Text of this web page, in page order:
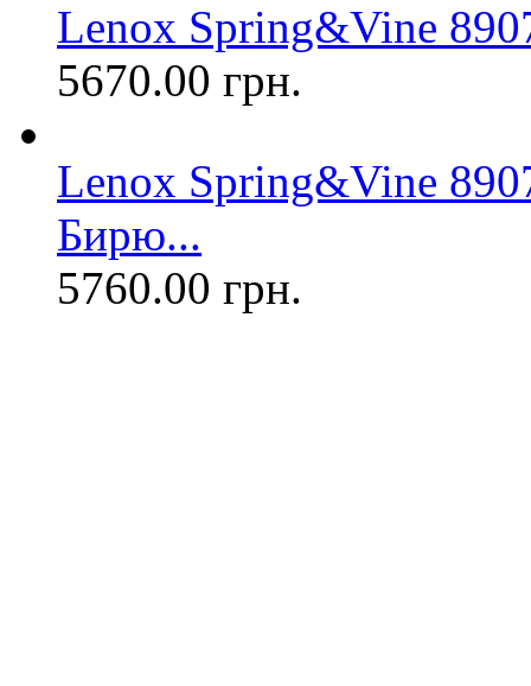
Lenox Spring&Vine
5670.00 грн.
Lenox Spring&Vine
Бирю...
5760.00 грн.